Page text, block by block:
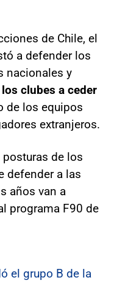
de Chile, el
a defender los
nacionales y
clubes a ceder
de los equipos
extranjeros.
de los
defender a las
años van a
programa F90 de
el grupo B de la